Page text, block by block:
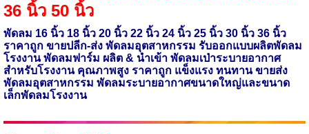
36 นิ้ว 50 นิ้ว
พัดลม 16 นิ้ว 18 นิ้ว 20 นิ้ว 22 นิ้ว 24 นิ้ว 25 นิ้ว 30 นิ้ว 36 นิ้ว
ราคาถูก ขายปลีก-ส่ง พัดลมอุตสาหกรรม รับออกแบบผลิตพัดลม
โรงงาน พัดลมฟาร์ม ผลิต & นำเข้า พัดลมเป่าระบายอากาศ
สำหรับโรงงานคุณภาพสูง ราคาถูก แข็งแรง ทนทาน ขายส่ง
พัดลมอุตสาหกรรม พัดลมระบายอากาศขนาดใหญ่และขนาด
เล็กพัดลมโรงงาน